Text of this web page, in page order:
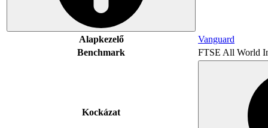
Alapkezelő
Vanguard
Benchmark
FTSE All World
Kockázat